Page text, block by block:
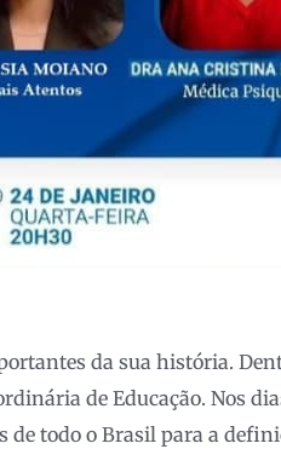
da sua história.
de Educação. Nos
de todo o Brasil para a